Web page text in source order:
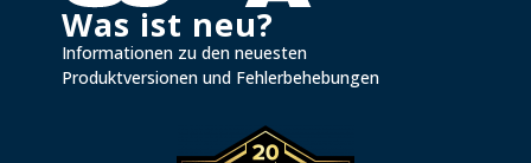
Was ist neu?
Informationen zu den neuesten
Produktversionen und Fehlerbehebungen